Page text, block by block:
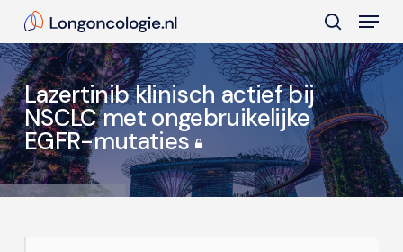
main
content
search
Menu
Lazertinib klinisch actief bij
NSCLC met ongebruikelijke
EGFR-mutaties
Close
Menu